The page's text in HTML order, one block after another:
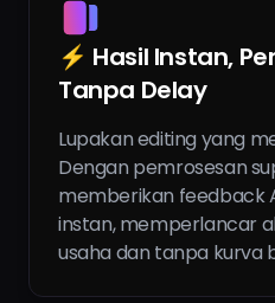
⚡ Hasil Instan,
Tanpa Delay
Lupakan editing yang
Dengan pemrosesan
memberikan feedback
instan, memperlancar
usaha dan tanpa kurva